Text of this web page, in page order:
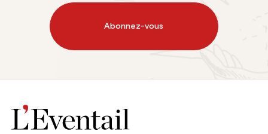
Abonnez-vous